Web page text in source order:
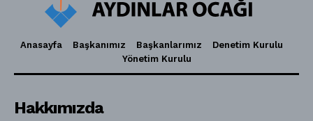
Anasayfa Başkanımız Başkanlarımız
Denetim Kurulu
Yönetim Kurulu
Hakkımızda